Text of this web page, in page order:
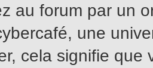
au forum par un
une
cela signifie que